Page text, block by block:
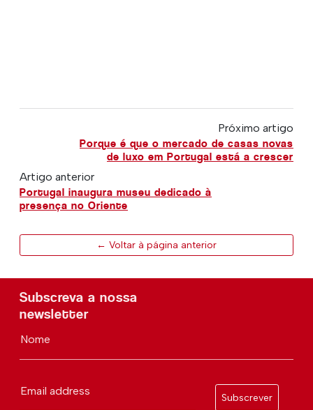
Próximo artigo
Porque é que o mercado de casas novas
de luxo em Portugal está a crescer
Artigo anterior
Portugal inaugura museu dedicado à
presença no Oriente
← Voltar à página anterior
Subscreva a nossa
newsletter
Nome
Email address
Subscrever